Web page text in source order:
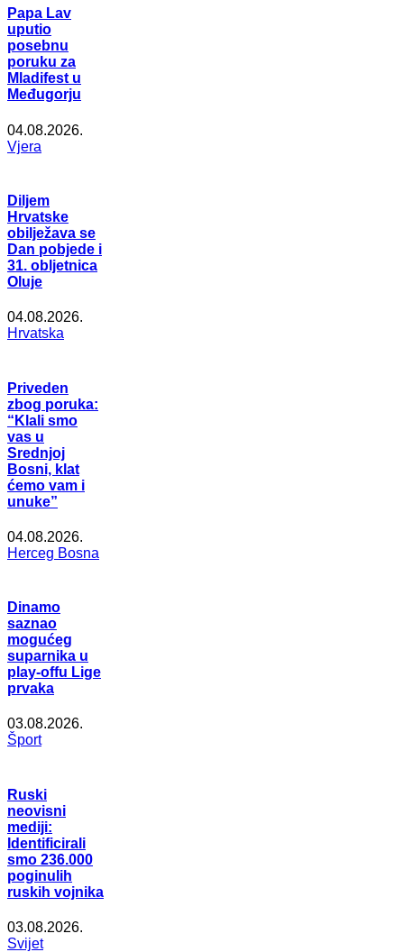
Papa Lav
uputio
posebnu
poruku za
Mladifest u
Međugorju
04.08.2026.
Vjera
Diljem
Hrvatske
obilježava se
Dan pobjede i
31. obljetnica
Oluje
04.08.2026.
Hrvatska
Priveden
zbog poruka:
“Klali smo
vas u
Srednjoj
Bosni, klat
ćemo vam i
unuke”
04.08.2026.
Herceg Bosna
Dinamo
saznao
mogućeg
suparnika u
play-offu Lige
prvaka
03.08.2026.
Šport
Ruski
neovisni
mediji:
Identificirali
smo 236.000
poginulih
ruskih vojnika
03.08.2026.
Svijet